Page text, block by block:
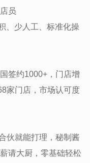
员
、少人工、标准化操
签约1000+，门店增
家门店，市场认可度
伙就能打理，秘制酱
请大厨，零基础轻松